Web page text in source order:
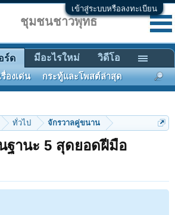
เข้าสู่ระบบหรือลงทะเบียน
ทั่วไป จักรวาลคู่ขนาน
ฐานะ 5 สุดยอดฝีมือ
ชุมชนชาวพุทธ
ร์ด
รื่องเด่น กระทู้และโพสต์ล่าสุด
มีอะไรใหม่ วิดีโอ